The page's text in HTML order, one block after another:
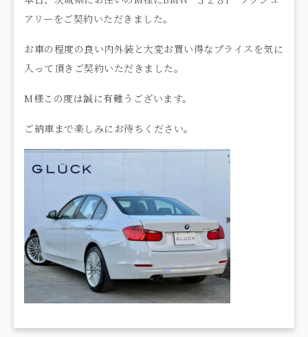
アリーをご契約いただきました。
お車の程度の良い内外装と大変お買い得なプライスを気に
入って頂きご契約いただきました。
M様この度は誠に有難うございます。
ご納車まで楽しみにお待ちください。